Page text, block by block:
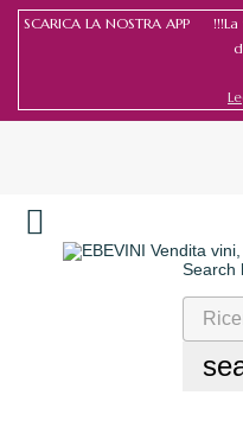
SCARICA LA NOSTRA APP
Search